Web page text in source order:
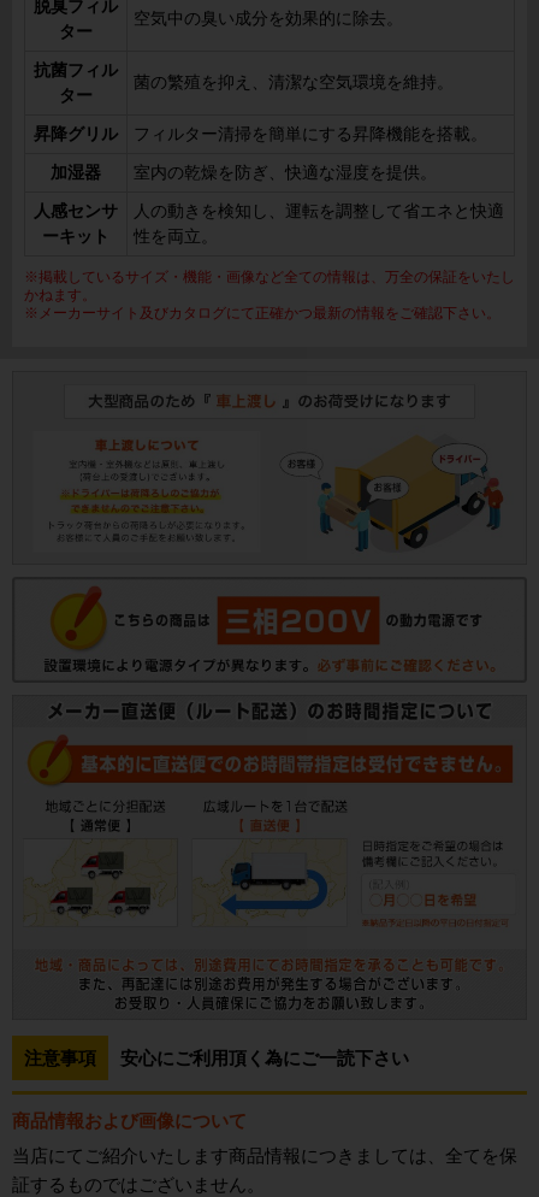
脱臭フィル
ター
空気中の臭い成分を効果的に除去。
抗菌フィル
ター
菌の繁殖を抑え、清潔な空気環境を維持。
昇降グリル フィルター清掃を簡単にする昇降機能を搭載。
加湿器 室内の乾燥を防ぎ、快適な湿度を提供。
人感センサ
ーキット
人の動きを検知し、運転を調整して省エネと快適
性を両立。
※掲載しているサイズ・機能・画像など全ての情報は、万全の保証をいたし
かねます。
※メーカーサイト及びカタログにて正確かつ最新の情報をご確認下さい。
注意事項 安心にご利用頂く為にご一読下さい
商品情報および画像について
当店にてご紹介いたします商品情報につきましては、全てを保
証するものではございません。